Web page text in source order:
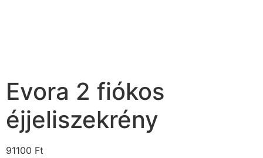
Evora 2 fiókos
éjjeliszekrény
91100 Ft